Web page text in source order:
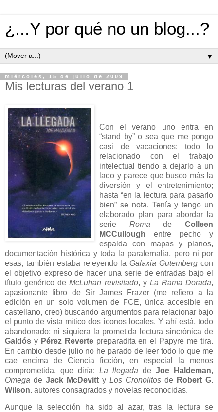
¿...Y por qué no un blog...?
▼
miércoles, 15 de julio de 2009
Mis lecturas del verano 1
Con el verano uno entra en
“stand by” o sea que me pongo
casi de vacaciones: todo lo
relacionado con el trabajo
intelectual tiendo a dejarlo a un
lado y parece que busco más la
diversión y el entretenimiento;
hasta “en la lectura para pasarlo
bien” se nota. Tenía y tengo un
elaborado plan para abordar la
serie Roma deColleen
MCCullough entre pecho y
espalda con mapas y planos,
documentación histórica y toda la parafernalia, pero ni por
esas; también estaba releyendo laGalaxia Gutemberg con
el objetivo expreso de hacer una serie de entradas bajo el
título genérico deMcLuhan revisitado, y La Rama Dorada,
apasionante libro de Sir James Frazer (me refiero a la
edición en un solo volumen de FCE, única accesible en
castellano, creo) buscando argumentos para relacionar bajo
el punto de vista mítico dos iconos locales. Y ahí está, todo
abandonado; ni siquiera la prometida lectura sincrónica de
Galdós y Pérez Revertepreparadita en el Papyre me tira.
En cambio desde julio no he parado de leer todo lo que me
cae encima de Ciencia ficción, en especial la menos
comprometida, que diría: La llegada de Joe Haldeman,
Omega de Jack McDevitt y Los Cronolitos de Robert G.
Wilson, autores consagrados y novelas reconocidas.
Aunque la selección ha sido al azar, tras la lectura se